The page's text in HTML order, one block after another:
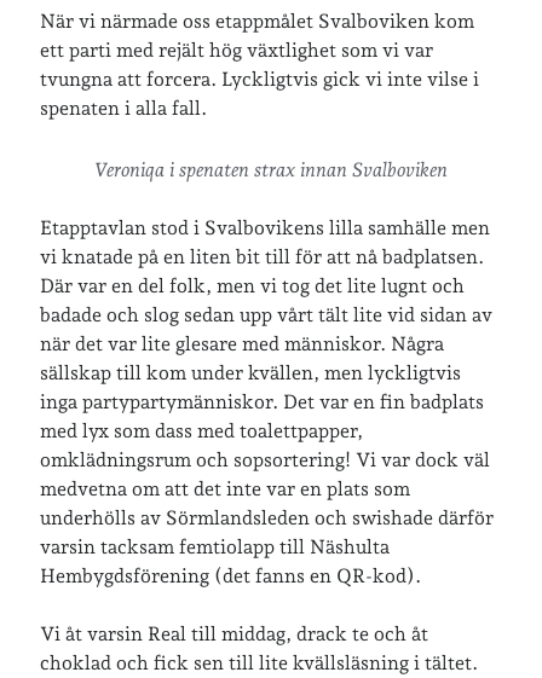
När vi närmade oss etappmålet Svalboviken kom
ett parti med rejält hög växtlighet som vi var
tvungna att forcera. Lyckligtvis gick vi inte vilse i
spenaten i alla fall.
Veroniqa i spenaten strax innan Svalboviken
Etapptavlan stod i Svalbovikens lilla samhälle men
vi knatade på en liten bit till för att nå badplatsen.
Där var en del folk, men vi tog det lite lugnt och
badade och slog sedan upp vårt tält lite vid sidan av
när det var lite glesare med människor. Några
sällskap till kom under kvällen, men lyckligtvis
inga partypartymänniskor. Det var en fin badplats
med lyx som dass med toalettpapper,
omklädningsrum och sopsortering! Vi var dock väl
medvetna om att det inte var en plats som
underhölls av Sörmlandsleden och swishade därför
varsin tacksam femtiolapp till Näshulta
Hembygdsförening (det fanns en QR-kod).
Vi åt varsin Real till middag, drack te och åt
choklad och fick sen till lite kvällsläsning i tältet.